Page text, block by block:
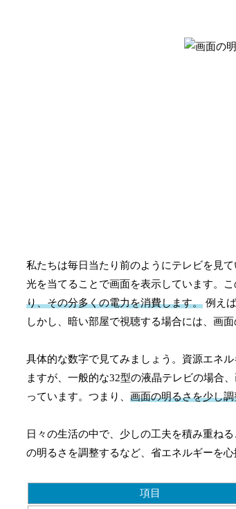
私たちは毎日当たり前のようにテレビを見
光を当てることで画面を表示しています。
り、その分多くの電力を消費します。 例え
しかし、暗い部屋で視聴する場合には、画
具体的な数字で見てみましょう。資源エネ
ますが、一般的な32型の液晶テレビの場合
っています。つまり、 画面の明るさを少し
日々の生活の中で、少しの工夫を積み重ね
の明るさを調整するなど、省エネルギーを心
項目